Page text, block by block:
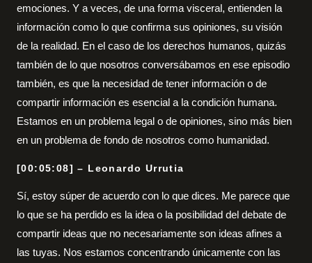
emociones. Y a veces, de una forma visceral, entienden la
información como lo que confirma sus opiniones, su visión
de la realidad. En el caso de los derechos humanos, quizás
también de lo que nosotros conversábamos en ese episodio
también, es que la necesidad de tener información o de
compartir información es esencial a la condición humana.
Estamos en un problema legal o de opiniones, sino más bien
en un problema de fondo de nosotros como humanidad.
[00:05:08] – Leonardo Urrutia
Sí, estoy súper de acuerdo con lo que dices. Me parece que
lo que se ha perdido es la idea o la posibilidad del debate de
compartir ideas que no necesariamente son ideas afines a
las tuyas. Nos estamos concentrando únicamente con las